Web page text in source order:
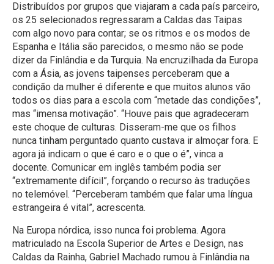
Distribuídos por grupos que viajaram a cada país parceiro,
os 25 selecionados regressaram a Caldas das Taipas
com algo novo para contar; se os ritmos e os modos de
Espanha e Itália são parecidos, o mesmo não se pode
dizer da Finlândia e da Turquia. Na encruzilhada da Europa
com a Ásia, as jovens taipenses perceberam que a
condição da mulher é diferente e que muitos alunos vão
todos os dias para a escola com “metade das condições”,
mas “imensa motivação”. “Houve pais que agradeceram
este choque de culturas. Disseram-me que os filhos
nunca tinham perguntado quanto custava ir almoçar fora. E
agora já indicam o que é caro e o que o é”, vinca a
docente. Comunicar em inglês também podia ser
“extremamente difícil”, forçando o recurso às traduções
no telemóvel. “Perceberam também que falar uma língua
estrangeira é vital”, acrescenta.
Na Europa nórdica, isso nunca foi problema. Agora
matriculado na Escola Superior de Artes e Design, nas
Caldas da Rainha, Gabriel Machado rumou à Finlândia na